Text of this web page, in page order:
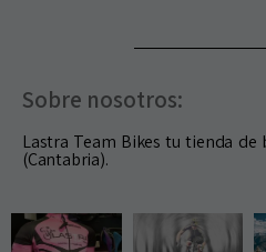
Sobre nosotros:
Lastra Team Bikes tu tienda de
(Cantabria).